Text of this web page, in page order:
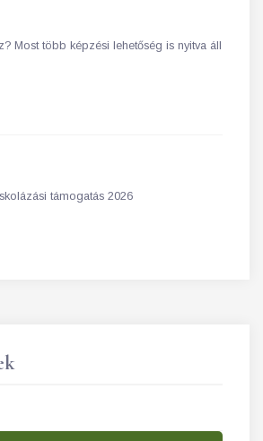
Most több képzési lehetőség is nyitva áll
támogatás 2026